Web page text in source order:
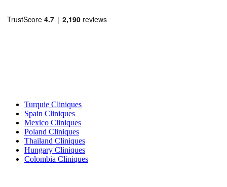
Turquie Cliniques
Spain Cliniques
Mexico Cliniques
Poland Cliniques
Thailand Cliniques
Hungary Cliniques
Colombia Cliniques